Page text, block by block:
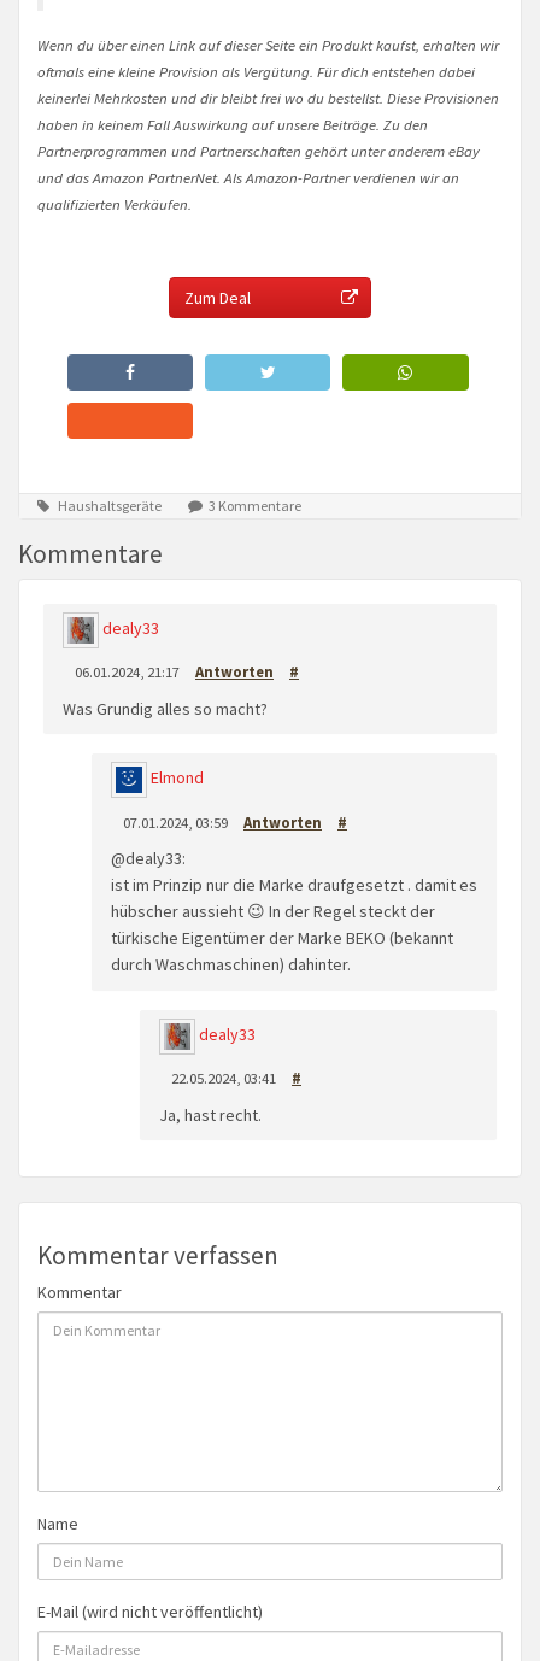
Wenn du über einen Link auf dieser Seite ein Produkt kaufst, erhalten wir
oftmals eine kleine Provision als Vergütung. Für dich entstehen dabei
keinerlei Mehrkosten und dir bleibt frei wo du bestellst. Diese Provisionen
haben in keinem Fall Auswirkung auf unsere Beiträge. Zu den
Partnerprogrammen und Partnerschaften gehört unter anderem eBay
und das Amazon PartnerNet. Als Amazon-Partner verdienen wir an
qualifizierten Verkäufen.
Zum Deal
Haushaltsgeräte 3 Kommentare
Kommentare
dealy33
06.01.2024, 21:17 Antworten #
Was Grundig alles so macht?
Elmond
07.01.2024, 03:59 Antworten #
@dealy33:
ist im Prinzip nur die Marke draufgesetzt . damit es
hübscher aussieht 😉 In der Regel steckt der
türkische Eigentümer der Marke BEKO (bekannt
durch Waschmaschinen) dahinter.
dealy33
22.05.2024, 03:41 #
Ja, hast recht.
Kommentar verfassen
Kommentar
Name
E-Mail (wird nicht veröffentlicht)